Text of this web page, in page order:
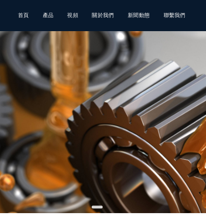
首頁 產品 視頻 關於我們 新聞動態 聯繫我們